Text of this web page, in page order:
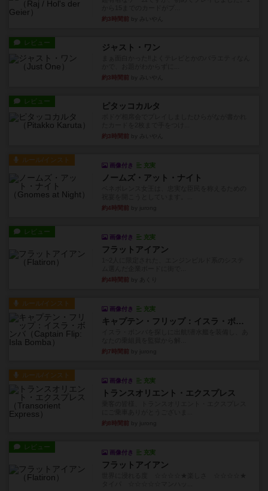
約3時間前
レビュー ジャスト・ワン
約3時間前
レビュー ピタッコカルタ
約3時間前
ルール/インスト
画像付き 充実
ノームズ・アット・ナイト
約4時間前
レビュー
画像付き 充実
フラットアイアン
約4時間前
ルール/インスト
画像付き 充実
キャプテン・フリップ：イスラ・ボンバ
約7時間前
ルール/インスト
画像付き 充実
トランスオリエント・エクスプレス
約8時間前
レビュー
画像付き 充実
フラットアイアン